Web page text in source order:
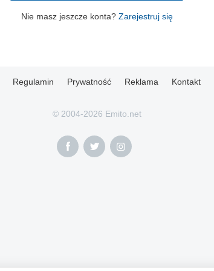
Nie masz jeszcze konta? Zarejestruj się
Regulamin Prywatność Reklama Kontakt
© 2004-2026 Emito.net